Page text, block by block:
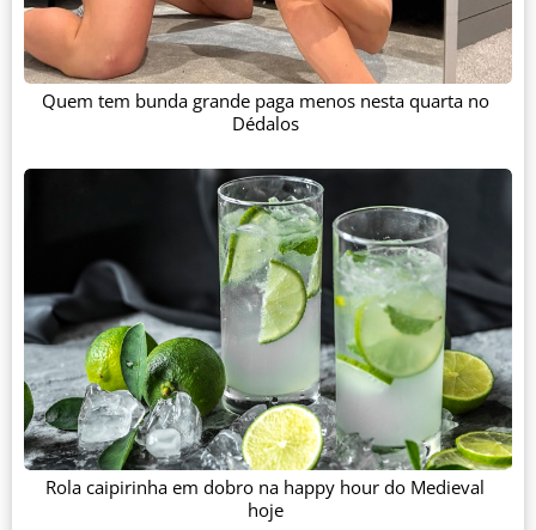
Quem tem bunda grande paga menos nesta quarta no
Dédalos
Rola caipirinha em dobro na happy hour do Medieval
hoje